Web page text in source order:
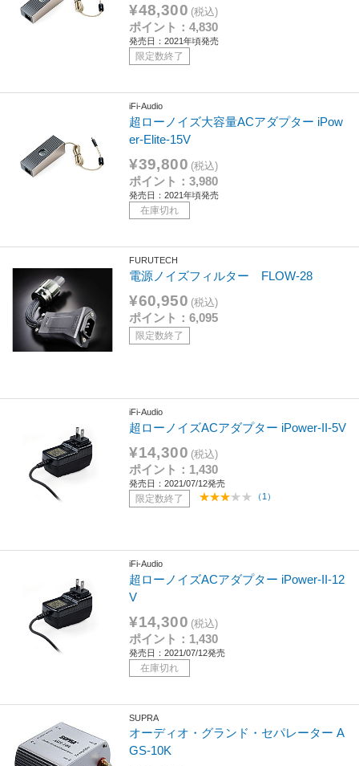
¥48,300 (税込)
ポイント：4,830
発売日：2021年頃発売
限定数終了
iFi-Audio
超ローノイズ大容量ACアダプター iPow
er-Elite-15V
¥39,800 (税込)
ポイント：3,980
発売日：2021年頃発売
在庫切れ
FURUTECH
電源ノイズフィルター FLOW-28
¥60,950 (税込)
ポイント：6,095
限定数終了
iFi-Audio
超ローノイズACアダプター iPower-II-5V
¥14,300 (税込)
ポイント：1,430
発売日：2021/07/12発売
限定数終了 （1）
iFi-Audio
超ローノイズACアダプター iPower-II-12
V
¥14,300 (税込)
ポイント：1,430
発売日：2021/07/12発売
在庫切れ
SUPRA
オーディオ・グランド・セパレーター A
GS-10K